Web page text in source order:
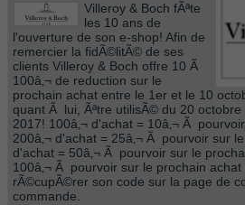
Villeroy & Boch fÃªte
les 10 ans de
l'ouverture de son e-shop! Afin de
remercier la fidÃ©litÃ© de ses
clients Villeroy & Boch offre 10 Ã
100â‚¬ de reduction sur le
prochain achat entre le 1er et le 10
quant Ã lui, Ãªtre utilisÃ© du 20
2017! 100â‚¬ d'achat = 10â‚¬ Ã
200â‚¬ d'achat = 25â‚¬ Ã pourvoir sur
d'achat = 50â‚¬ Ã pourvoir sur le
100â‚¬ Ã pourvoir sur le prochain
rÃ©cupÃ©rer son code sur la page de
commande.